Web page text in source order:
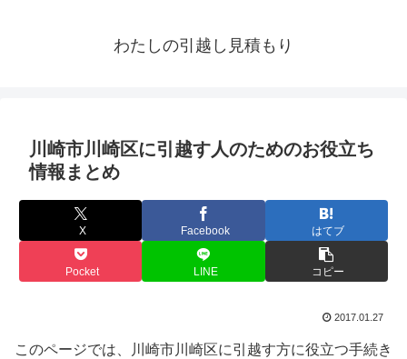
わたしの引越し見積もり
川崎市川崎区に引越す人のためのお役立ち
情報まとめ
X Facebook はてブ
Pocket LINE コピー
2017.01.27
このページでは、川崎市川崎区に引越す方に役立つ手続き